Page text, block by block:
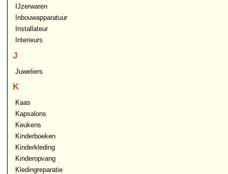
IJzerwaren
Inbouwapparatuur
Installateur
Interieurs
J
Juweliers
K
Kaas
Kapsalons
Keukens
Kinderboeken
Kinderkleding
Kinderopvang
Kledingreparatie